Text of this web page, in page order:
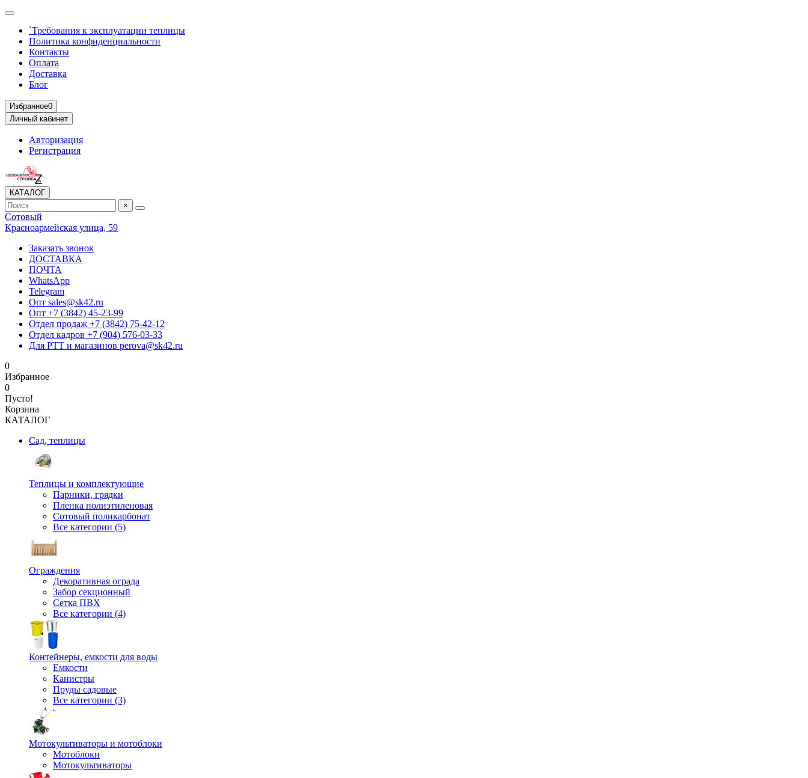
`Требования к эксплуатации теплицы
Политика конфиденциальности
Контакты
Оплата
Доставка
Блог
Избранное0
Личный кабинет
Авторизация
Регистрация
КАТАЛОГ
×
Сотовый
Красноармейская улица, 59
Заказать звонок
ДОСТАВКА
ПОЧТА
WhatsApp
Telegram
Опт sales@sk42.ru
Опт +7 (3842) 45-23-99
Отдел продаж +7 (3842) 75-42-12
Отдел кадров +7 (904) 576-03-33
Для РТТ и магазинов perova@sk42.ru
0
Избранное
0
Пусто!
Корзина
КАТАЛОГ
Сад, теплицы
Теплицы и комплектующие
Парники, грядки
Пленка полиэтиленовая
Сотовый поликарбонат
Все категории (5)
Ограждения
Декоративная ограда
Забор секционный
Сетка ПВХ
Все категории (4)
Контейнеры, емкости для воды
Емкости
Канистры
Пруды садовые
Все категории (3)
Мотокультиваторы и мотоблоки
Мотоблоки
Мотокультиваторы